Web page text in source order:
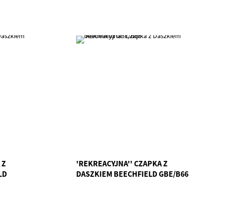
Z
'REKREACYJNA'' CZAPKA Z
DASZKIEM BEECHFIELD GBE/B66